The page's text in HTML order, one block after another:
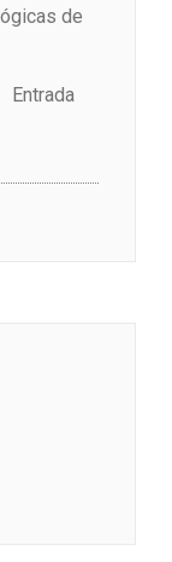
de
Entrada